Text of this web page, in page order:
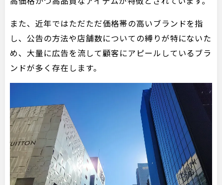
また、近年ではただただ価格帯の高いブランドを指
し、公告の方法や店舗数についての縛りが特にないた
め、大量に広告を流して顧客にアピールしているブラ
ンドが多く存在します。